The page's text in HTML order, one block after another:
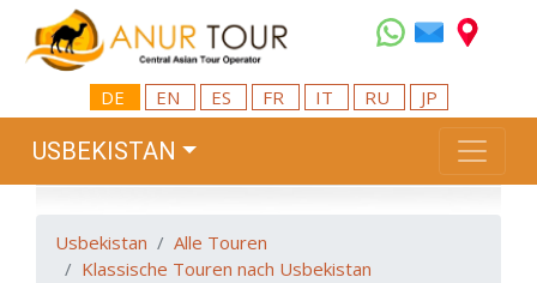
DE EN ES FR IT RU JP
USBEKISTAN
Usbekistan
Alle Touren
Klassische Touren nach Usbekistan